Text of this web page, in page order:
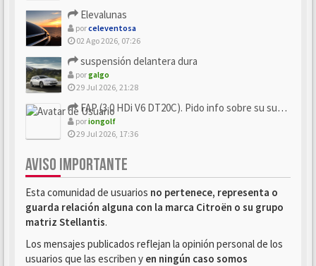
Elevalunas
porceleventosa
02 Ago 2026, 07:26
suspensión delantera dura
porgalgo
29 Jul 2026, 21:28
FAP (3.0 HDi V6 DT20C). Pido info sobre su sustitución
poriongolf
29 Jul 2026, 17:36
AVISO IMPORTANTE
Esta comunidad de usuarios no pertenece, representa o
guarda relación alguna con la marca Citroën o su grupo
matriz Stellantis.
Los mensajes publicados reflejan la opinión personal de los
usuarios que las escriben y en ningún caso somos